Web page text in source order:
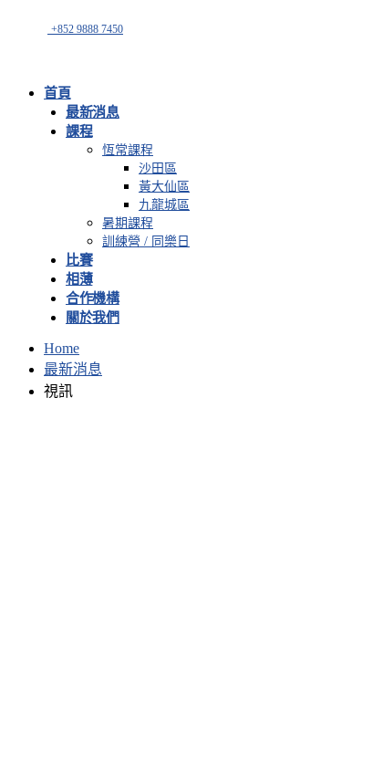
+852 9888 7450
首頁
最新消息
課程
恆常課程
沙田區
黃大仙區
九龍城區
暑期課程
訓練營 / 同樂日
比賽
相薄
合作機構
關於我們
Home
最新消息
視訊